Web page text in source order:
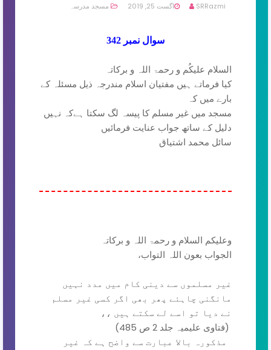
SRRazmi اگست 25, 2019 مسجد مدرسہ
سوال نمبر 342
السلام علیکُم و رحمۃ اللہ و برکاتہ
کیا فرماتے ہیں مفتیان اسلام مندرجہ ذیل مسئلہ کے
بارے میں کہ
مسجد میں غیر مسلم کا پیسہ لگ سکتا ہےکہ نہیں
دلیل کے ساتھ جواب عنایت فرمائیں
سائل محمد اشتیاق
وعلیکم السلام و رحمۃ اللہ و برکاتہ
الجواب بعون اللہ التواب،
غیر مسلموں سے دینی کام میں مدد نہیں
مانگنی چاہئے پھر بھی اگر کسی غیر مسلم
نے دیا تو اسے لے سکتے ہیں ،،
(فتاوی علیمیہ جلد 2 ص 485)
مذکورہ بالا عبارت سے واضح ہے کہ غیر